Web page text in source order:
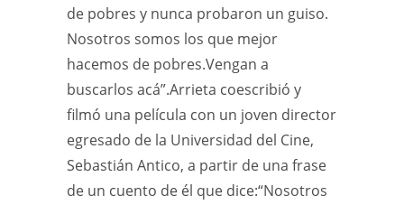
de pobres y nunca probaron un guiso.
Nosotros somos los que mejor
hacemos de pobres.Vengan a
buscarlos acá”.Arrieta coescribió y
filmó una película con un joven director
egresado de la Universidad del Cine,
Sebastián Antico, a partir de una frase
de un cuento de él que dice:“Nosotros